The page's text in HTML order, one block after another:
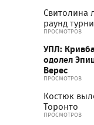
Свитолина
раунд
ПРОСМОТРОВ
УПЛ:
одолел
Верес
ПРОСМОТРОВ
Костюк
Торонто
ПРОСМОТРОВ